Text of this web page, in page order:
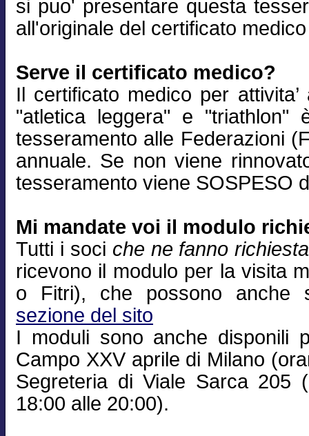
si puo' presentare questa
all'originale del certificato
Serve il certificato medico?
Il certificato medico per
"atletica leggera" e "triathlon"
tesseramento alle Federazioni
annuale. Se non viene
tesseramento viene SOSPESO
Mi mandate voi il modulo
Tutti i soci che ne fanno richiesta
ricevono il modulo per la visita
o Fitri), che possono anche
sezione del sito
I moduli sono anche disponili
Campo XXV aprile di Milano
Segreteria di Viale Sarca 205
18:00 alle 20:00).